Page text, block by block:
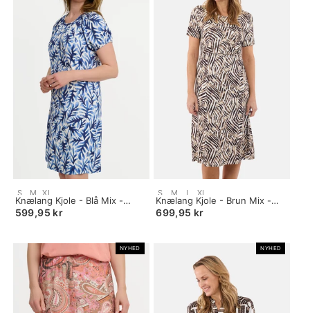
Knælang Kjole - Blå Mix -
Mønstret
599,95 kr
Size:
S
selected
S M XL
Knælang Kjole - Brun Mix -
Mønstret
699,95 kr
Size:
S
selected
S M L XL
NYHED NYHED